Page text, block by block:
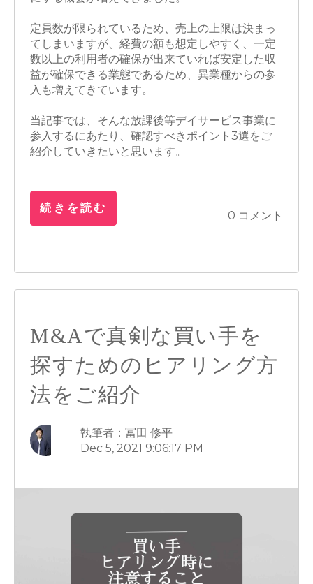
定員数が限られているため、売上の上限は決まっ
てしまいますが、経費の額も想定しやすく、一定
数以上の利用者の確保が出来ていれば安定した収
益が確保できる業態であるため、異業種からの参
入も増えてきています。
当記事では、そんな放課後等デイサービス事業に
参入するにあたり、確認すべきポイント3選をご
紹介していきたいと思います。
続きを読む
0 コメント
M&Aで真剣な買い手を
探すためのヒアリング方
法をご紹介
執筆者：冨田 修平
Dec 5, 2021 9:06:17 PM